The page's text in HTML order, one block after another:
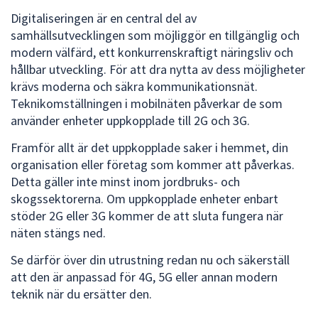
Digitaliseringen är en central del av
samhällsutvecklingen som möjliggör en tillgänglig och
modern välfärd, ett konkurrenskraftigt näringsliv och
hållbar utveckling. För att dra nytta av dess möjligheter
krävs moderna och säkra kommunikationsnät.
Teknikomställningen i mobilnäten påverkar de som
använder enheter uppkopplade till 2G och 3G.
Framför allt är det uppkopplade saker i hemmet, din
organisation eller företag som kommer att påverkas.
Detta gäller inte minst inom jordbruks- och
skogssektorerna. Om uppkopplade enheter enbart
stöder 2G eller 3G kommer de att sluta fungera när
näten stängs ned.
Se därför över din utrustning redan nu och säkerställ
att den är anpassad för 4G, 5G eller annan modern
teknik när du ersätter den.